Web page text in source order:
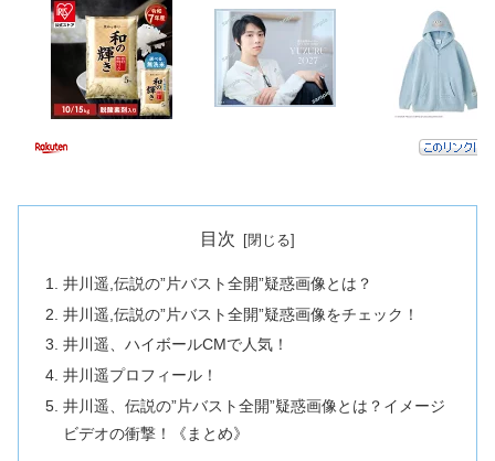
目次
井川遥,伝説の”片バスト全開”疑惑画像とは？
井川遥,伝説の”片バスト全開”疑惑画像をチェック！
井川遥、ハイボールCMで人気！
井川遥プロフィール！
井川遥、伝説の”片バスト全開”疑惑画像とは？イメージ
ビデオの衝撃！《まとめ》